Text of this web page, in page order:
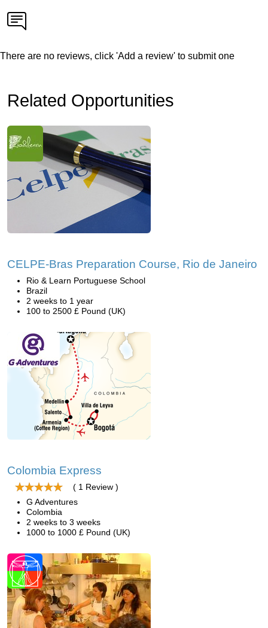
There are no reviews, click 'Add a review' to submit one
Related Opportunities
CELPE-Bras Preparation Course, Rio de Janeiro
Rio & Learn Portuguese School
Brazil
2 weeks to 1 year
100 to 2500 £ Pound (UK)
Colombia Express
( 1 Review )
G Adventures
Colombia
2 weeks to 3 weeks
1000 to 1000 £ Pound (UK)